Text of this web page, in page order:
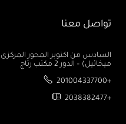
تواصل معنا
ميخائيل) – الدور 2 مكتب رتاج
201004337700+
2038382477+